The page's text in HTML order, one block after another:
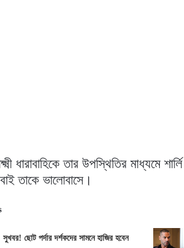
ধারাবাহিকে তার উপস্থিতির মাধ্যমে
তাকে ভালোবাসে।
সুখবর! ছোট পর্দার দর্শকদের সামনে হাজির হবেন